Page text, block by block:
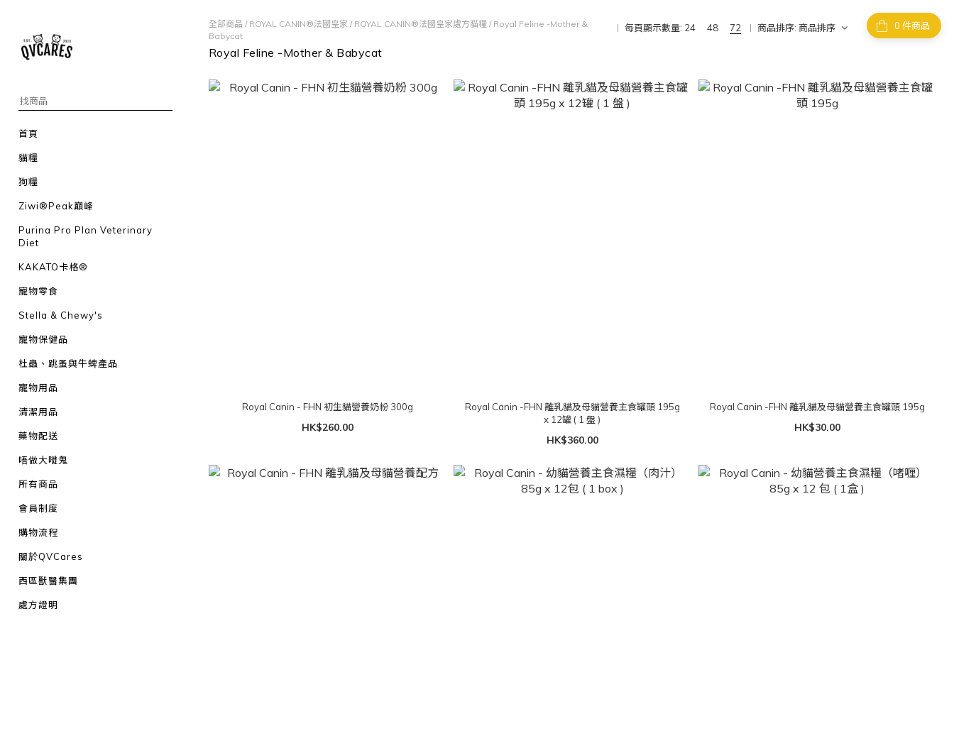
首頁
貓糧
狗糧
Ziwi®Peak巔峰
Purina Pro Plan Veterinary
Diet
KAKATO卡格®
寵物零食
Stella & Chewy's
寵物保健品
杜蟲、跳蚤與牛蜱產品
寵物用品
清潔用品
藥物配送
唔做大嘥鬼
所有商品
會員制度
購物流程
關於QVCares
西區獸醫集團
處方證明
件商品
全部商品 / ROYAL CANIN®法國皇家 / ROYAL CANIN®法國皇家處方貓糧/ Royal Feline -Mother &
Babycat
Royal Feline -Mother & Babycat
每頁顯示數量: 24 48 72 商品排序: 商品排序
Royal Canin - FHN 初生貓營養奶粉 300g
HK$260.00
Royal Canin -FHN 離乳貓及母貓營養主食罐頭 195g
x 12罐 ( 1 盤 )
HK$360.00
Royal Canin -FHN 離乳貓及母貓營養主食罐頭 195g
HK$30.00